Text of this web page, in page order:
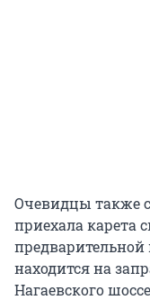
Очевидцы также
приехала карета
находится на
Нагаевского